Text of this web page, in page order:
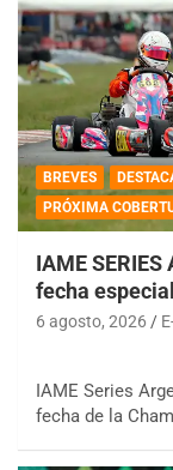
BREVES
PRÓXIMA
IAME
fecha
6 agosto, 2026
IAME Series
fecha de la